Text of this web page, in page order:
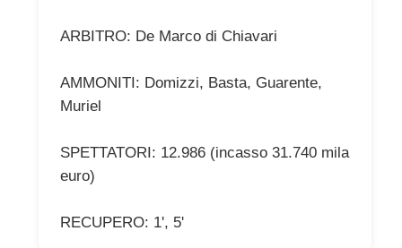
ARBITRO: De Marco di Chiavari
AMMONITI: Domizzi, Basta, Guarente,
Muriel
SPETTATORI: 12.986 (incasso 31.740 mila
euro)
RECUPERO: 1', 5'